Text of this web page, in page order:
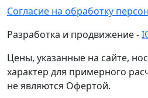
Согласие на обработку
Разработка и продвижение -
Цены, указанные на сайте,
характер для примерного
не являются Офертой.